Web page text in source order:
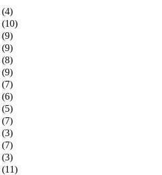
(4)
(10)
(9)
(9)
(8)
(9)
(7)
(6)
(5)
(7)
(3)
(7)
(3)
(11)